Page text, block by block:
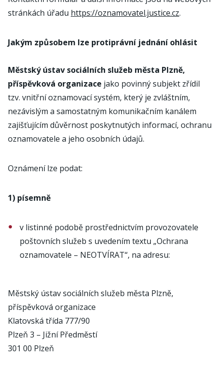
stránkách úřadu https://oznamovatel.justice.cz.
Jakým způsobem lze protiprávní jednání ohlásit
Městský ústav sociálních služeb města Plzně,
příspěvková organizace jako povinný subjekt zřídil
tzv. vnitřní oznamovací systém, který je zvláštním,
nezávislým a samostatným komunikačním kanálem
zajišťujícím důvěrnost poskytnutých informací, ochranu
oznamovatele a jeho osobních údajů.
Oznámení lze podat:
1) písemně
v listinné podobě prostřednictvím provozovatele
poštovních služeb s uvedením textu „Ochrana
oznamovatele – NEOTVÍRAT“, na adresu:
Městský ústav sociálních služeb města Plzně,
příspěvková organizace
Klatovská třída 777/90
Plzeň 3 – Jižní Předměstí
301 00 Plzeň